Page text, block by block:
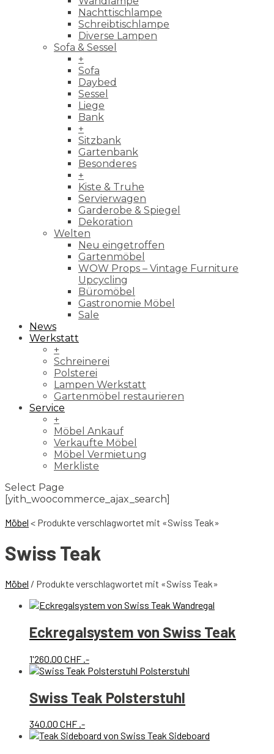
Nachttischlampe
Schreibtischlampe
Diverse Lampen
Sofa & Sessel
+
Sofa
Daybed
Sessel
Liege
Bank
+
Sitzbank
Gartenbank
Besonderes
+
Kiste & Truhe
Servierwagen
Garderobe & Spiegel
Dekoration
Welten
Neu eingetroffen
Gartenmöbel
WOW Props – Vintage Furniture
Upcycling
Büromöbel
Gastronomie Möbel
Sale
News
Werkstatt
+
Schreinerei
Polsterei
Lampen Werkstatt
Gartenmöbel restaurieren
Service
+
Möbel Ankauf
Verkaufte Möbel
Möbel Vermietung
Merkliste
Select Page
[yith_woocommerce_ajax_search]
Möbel < Produkte verschlagwortet mit «Swiss Teak»
Swiss Teak
Möbel / Produkte verschlagwortet mit «Swiss Teak»
Eckregalsystem von Swiss Teak
1'260.00 CHF .-
Swiss Teak Polsterstuhl
340.00 CHF .-